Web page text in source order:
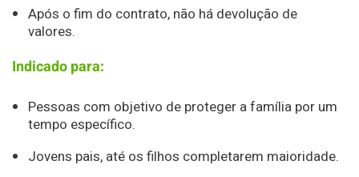
Após o fim do contrato, não há devolução de
valores.
Indicado para:
Pessoas com objetivo de proteger a família por um
tempo específico.
Jovens pais, até os filhos completarem maioridade.